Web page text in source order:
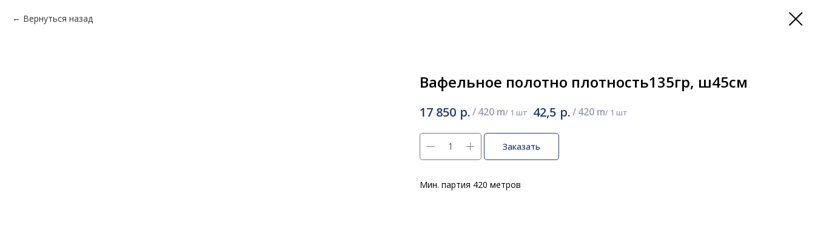
Вернуться назад
Вафельное полотно плотность135гр, ш45см
17 850 р./420 m 42,5 р./420 m
Заказать
Мин. партия 420 метров